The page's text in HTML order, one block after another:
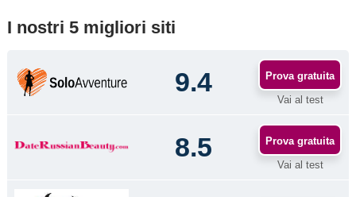
I nostri 5 migliori siti
9.4
Prova gratuita
Vai al test
8.5
Prova gratuita
Vai al test